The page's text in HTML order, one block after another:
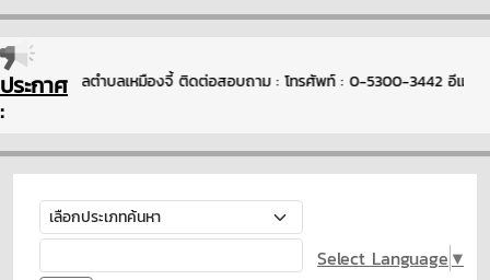
ประกาศ
:
ข้าสู่เทศบาลตำบลเหมืองจี้ ติดต่อสอบถาม : โทรศัพท์ : 0-5300-3442 อีเมล์
Select Language ▼